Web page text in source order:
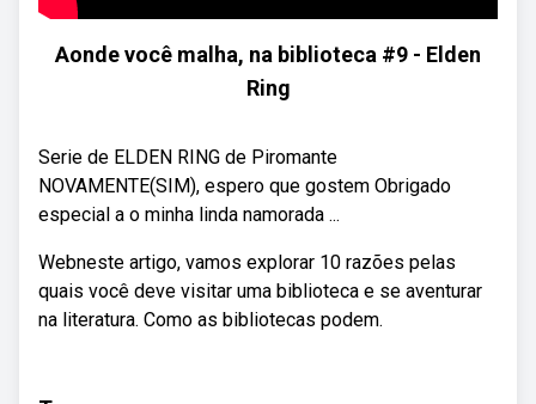
Aonde você malha, na biblioteca #9 - Elden
Ring
Serie de ELDEN RING de Piromante
NOVAMENTE(SIM), espero que gostem Obrigado
especial a o minha linda namorada ...
Webneste artigo, vamos explorar 10 razões pelas
quais você deve visitar uma biblioteca e se aventurar
na literatura. Como as bibliotecas podem.